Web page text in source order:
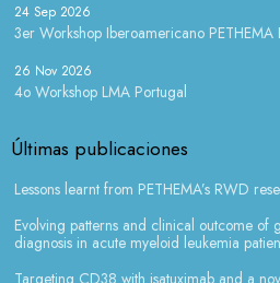
24 Sep 2026
3er Workshop Iberoamericano
26 Nov 2026
4o Workshop LMA Portugal
Últimas publicaciones
Lessons learnt from PETHEMA’s RWD
Evolving patterns and clinical outcome of
diagnosis in acute myeloid leukemia
Targeting CD38 with isatuximab and a